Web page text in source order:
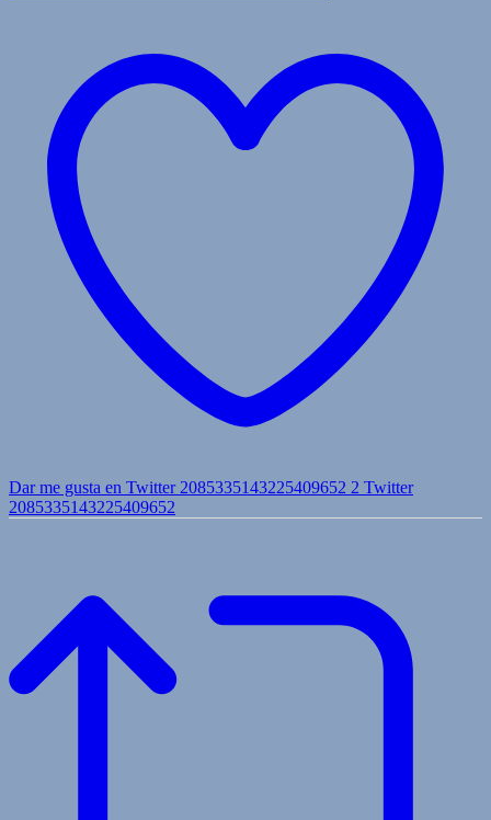
Dar me gusta en Twitter 2085335143225409652 2 Twitter
2085335143225409652